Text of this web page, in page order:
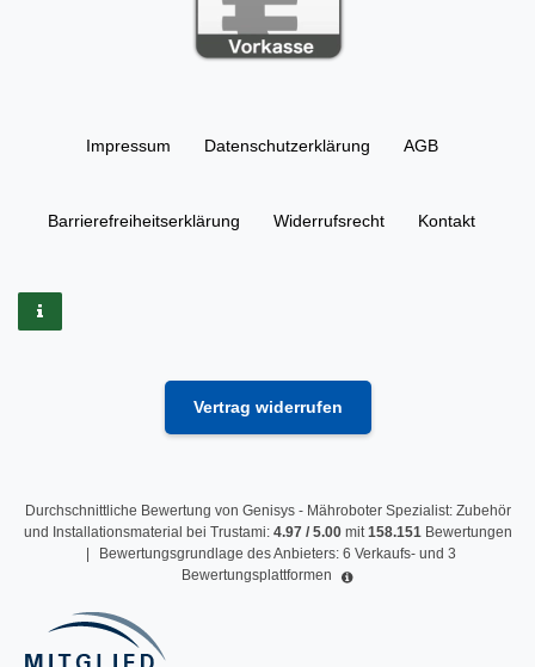
Impressum Daten­schutz­erklärung AGB
Barrierefreiheitserklärung Widerrufs­recht Kontakt
Vertrag widerrufen
Durchschnittliche Bewertung von Genisys - Mähroboter Spezialist: Zubehör
und Installationsmaterial bei Trustami: 4.97/ 5.00mit158.151 Bewertungen
Bewertungsgrundlage des Anbieters: 6 Verkaufs- und 3
Bewertungsplattformen